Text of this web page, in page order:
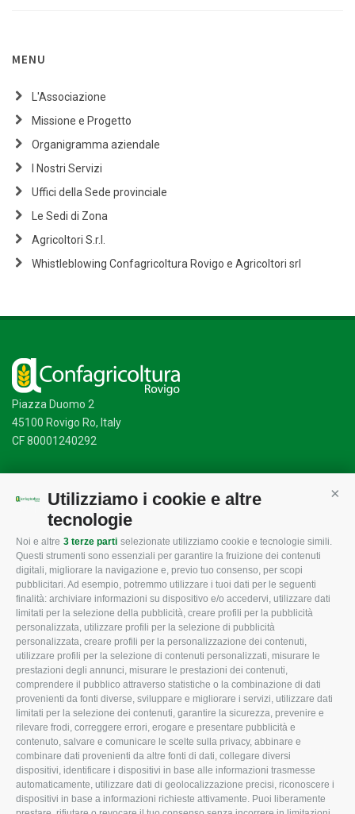
Utilizziamo i cookie e altre
tecnologie
Noi e altre 3 terze parti selezionate utilizziamo cookie e tecnologie simili.
Questi strumenti sono essenziali per garantire la fruizione dei contenuti
digitali, migliorare la navigazione e, previo tuo consenso, per scopi
pubblicitari. Ad esempio, potremmo utilizzare i tuoi dati per le seguenti
finalità: archiviare informazioni su dispositivo e/o accedervi, utilizzare dati
limitati per la selezione della pubblicità, creare profili per la pubblicità
personalizzata, utilizzare profili per la selezione di pubblicità
personalizzata, creare profili per la personalizzazione dei contenuti,
utilizzare profili per la selezione di contenuti personalizzati, misurare le
prestazioni degli annunci, misurare le prestazioni dei contenuti,
comprendere il pubblico attraverso statistiche o la combinazione di dati
provenienti da fonti diverse, sviluppare e migliorare i servizi, utilizzare dati
limitati per la selezione dei contenuti, garantire la sicurezza, prevenire e
rilevare frodi, correggere errori, erogare e presentare pubblicità e
contenuto, salvare e comunicare le scelte sulla privacy, abbinare e
combinare dati provenienti da altre fonti di dati, collegare diversi
dispositivi, identificare i dispositivi in base alle informazioni trasmesse
automaticamente, utilizzare dati di geolocalizzazione precisi, riconoscere i
dispositivi in base a informazioni richieste attivamente. Puoi liberamente
MENU
L'Associazione
Missione e Progetto
Organigramma aziendale
I Nostri Servizi
Uffici della Sede provinciale
Le Sedi di Zona
Agricoltori S.r.l.
Whistleblowing Confagricoltura Rovigo e Agricoltori srl
Piazza Duomo 2
45100 Rovigo Ro, Italy
CF 80001240292
Mappa del sito/Privacy Policy/Cookie Policy
CONFAGRICOLTURA
ROVIGO
L'Associazione
Missione e Progetto
Organigramma aziendale
I Nostri Servizi
Uffici della Sede provinciale
Le Sedi di Zona
Agricoltori S.r.l.
Whistleblowing
Confagricoltura Rovigo e
Agricoltori srl
CONFAGRICOLTURA
INFORMA
Tecnico
Fiscale
Lavoro
Ambiente
Associazione
CONFAGRICOLTURA ATTIVA
Notizie in evidenza
Eventi